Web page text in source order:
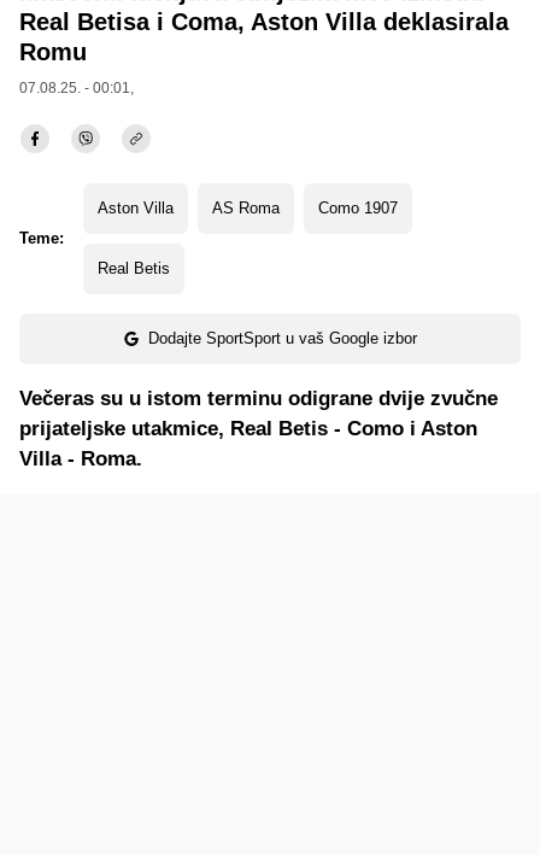
Real Betisa i Coma, Aston Villa deklasirala
Romu
07.08.25. - 00:01,
Teme:
Aston Villa AS Roma Como 1907
Real Betis
Dodajte SportSport u vaš Google izbor
Večeras su u istom terminu odigrane dvije zvučne
prijateljske utakmice, Real Betis - Como i Aston
Villa - Roma.